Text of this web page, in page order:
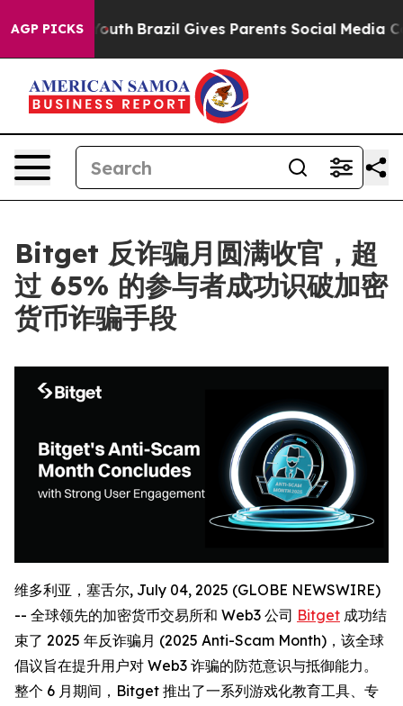
AGP PICKS
to Youth Brazil Gives Parents Social Media
Bitget 反诈骗月圆满收官，超
过 65% 的参与者成功识破加密
货币诈骗手段
维多利亚，塞舌尔, July 04, 2025 (GLOBE NEWSWIRE)
-- 全球领先的加密货币交易所和 Web3 公司 Bitget 成功结
束了 2025 年反诈骗月 (2025 Anti-Scam Month)，该全球
倡议旨在提升用户对 Web3 诈骗的防范意识与抵御能力。
整个 6 月期间，Bitget 推出了一系列游戏化教育工具、专